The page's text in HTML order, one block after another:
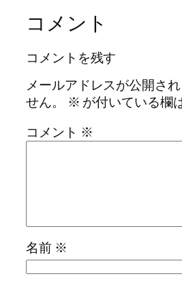
コメント
コメントを残す
メールアドレスが公開さ
せん。
※ が付いている欄
コメント ※
名前 ※